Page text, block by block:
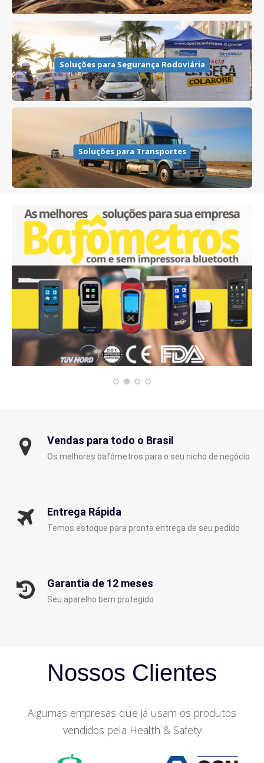
Soluções para Segurança Rodoviária
Soluções para Transportes
Vendas para todo o Brasil
Os melhores bafômetros para o seu nicho de negócio
Entrega Rápida
Temos estoque para pronta entrega de seu pedido
Garantia de 12 meses
Seu aparelho bem protegido
Nossos Clientes
Algumas empresas que já usam os produtos
vendidos pela Health & Safety